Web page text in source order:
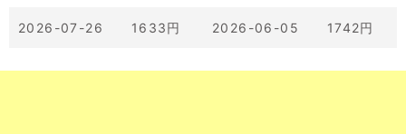
2026-07-26 1633円 2026-06-05 1742円